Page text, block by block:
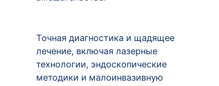
Точная диагностика и щадящее
лечение, включая лазерные
технологии, эндоскопические
методики и малоинвазивную